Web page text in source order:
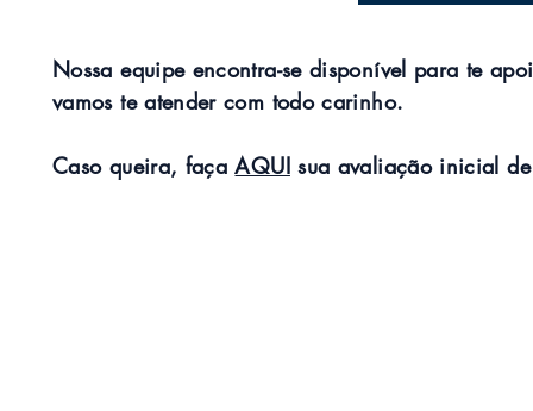
Nossa equipe encontra-se disponível para te
vamos te atender com todo carinho.
Caso queira, façaAQUIsua avaliação inicial